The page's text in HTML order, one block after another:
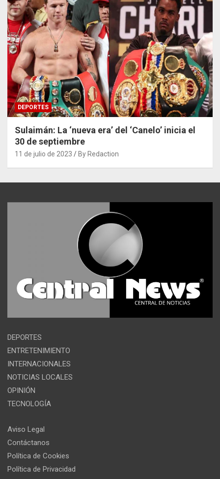
DEPORTES
Sulaimán: La ‘nueva era’ del ‘Canelo’ inicia el
30 de septiembre
11 de julio de 2023 By Redaction
DEPORTES
ENTRETENIMIENTO
INTERNACIONALES
NOTICIAS LOCALES
OPINIÓN
TECNOLOGÍA
Aviso Legal
Contáctanos
Política de Cookies
Política de Privacidad